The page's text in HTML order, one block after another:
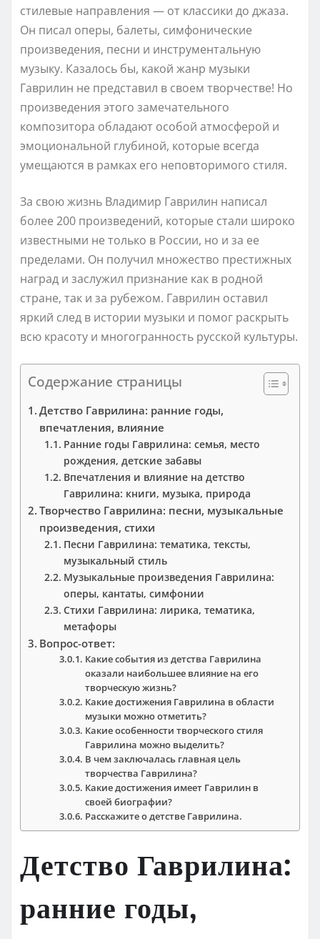
стилевые направления — от классики до джаза.
Он писал оперы, балеты, симфонические
произведения, песни и инструментальную
музыку. Казалось бы, какой жанр музыки
Гаврилин не представил в своем творчестве! Но
произведения этого замечательного
композитора обладают особой атмосферой и
эмоциональной глубиной, которые всегда
умещаются в рамках его неповторимого стиля.
За свою жизнь Владимир Гаврилин написал
более 200 произведений, которые стали широко
известными не только в России, но и за ее
пределами. Он получил множество престижных
наград и заслужил признание как в родной
стране, так и за рубежом. Гаврилин оставил
яркий след в истории музыки и помог раскрыть
всю красоту и многогранность русской культуры.
Содержание страницы
Детство Гаврилина: ранние годы,
впечатления, влияние
Ранние годы Гаврилина: семья, место
рождения, детские забавы
Впечатления и влияние на детство
Гаврилина: книги, музыка, природа
Творчество Гаврилина: песни, музыкальные
произведения, стихи
Песни Гаврилина: тематика, тексты,
музыкальный стиль
Музыкальные произведения Гаврилина:
оперы, кантаты, симфонии
Стихи Гаврилина: лирика, тематика,
метафоры
Вопрос-ответ:
Какие события из детства Гаврилина
оказали наибольшее влияние на его
творческую жизнь?
Какие достижения Гаврилина в области
музыки можно отметить?
Какие особенности творческого стиля
Гаврилина можно выделить?
В чем заключалась главная цель
творчества Гаврилина?
Какие достижения имеет Гаврилин в
своей биографии?
Расскажите о детстве Гаврилина.
Детство Гаврилина:
ранние годы,